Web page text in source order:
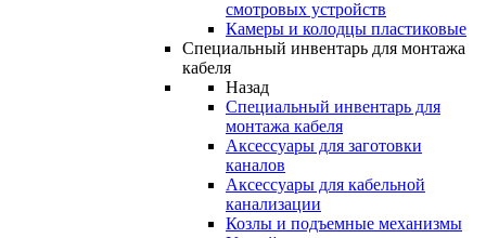
смотровых устройств
Камеры и колодцы пластиковые
Специальный инвентарь для монтажа
кабеля
Назад
Специальный инвентарь для
монтажа кабеля
Аксессуары для заготовки
каналов
Аксессуары для кабельной
канализации
Козлы и подъемные механизмы